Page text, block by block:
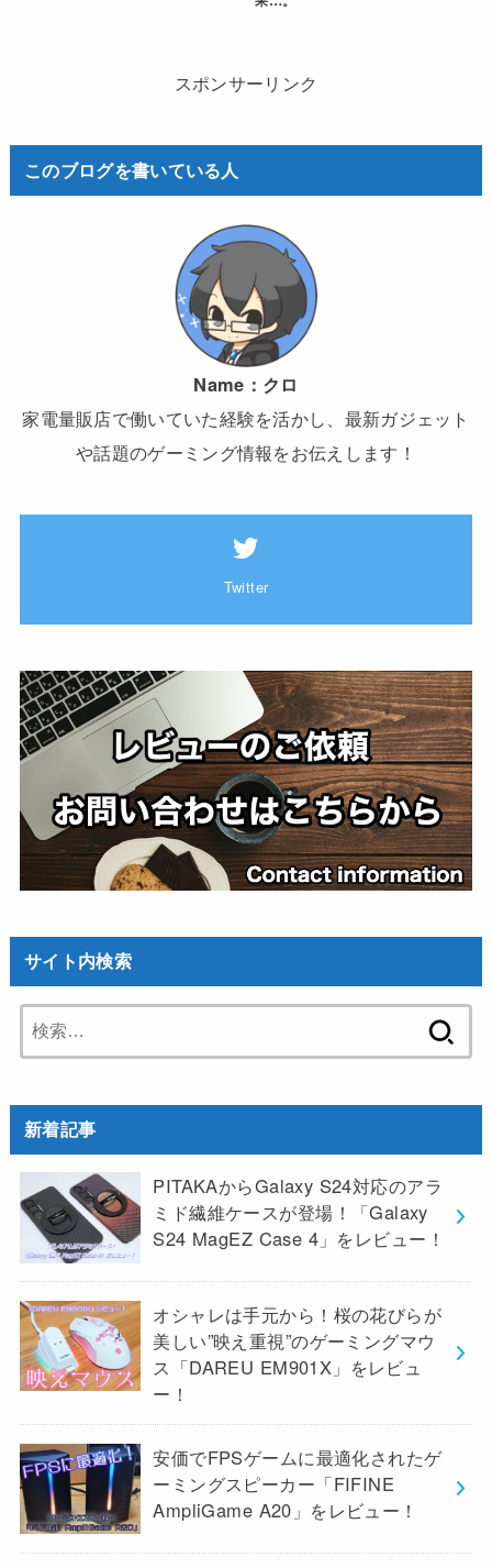
スポンサーリンク
このブログを書いている人
Name： クロ
家電量販店で働いていた経験を活かし、最新ガジェット
や話題のゲーミング情報をお伝えします！
Twitter
サイト内検索
索:
新着記事
PITAKAからGalaxy S24対応のアラ
ミド繊維ケースが登場！「Galaxy
S24 MagEZ Case 4」をレビュー！
オシャレは手元から！桜の花びらが
美しい”映え重視”のゲーミングマウ
ス「DAREU EM901X」をレビュ
ー！
安価でFPSゲームに最適化されたゲ
ーミングスピーカー「FIFINE
AmpliGame A20」をレビュー！